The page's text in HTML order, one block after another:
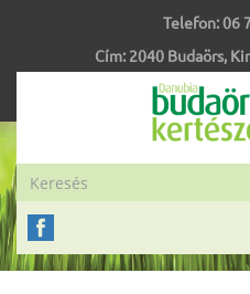
Telefon:06
Cím: 2040 Budaörs,